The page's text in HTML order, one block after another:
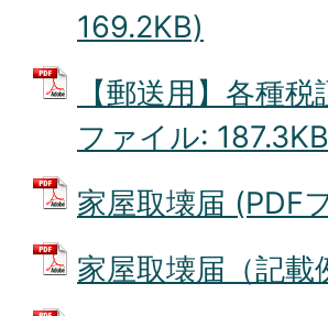
169.2KB)
【郵送用】各種
ファイル:
家屋取壊届 (PDF
家屋取壊届（記